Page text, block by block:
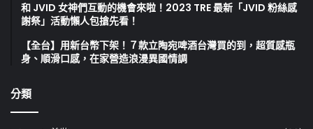
和 JVID 女神們互動的機會來啦！2023 TRE 最新「JVID 粉絲感
謝祭」活動懶人包搶先看！
【全台】用新台幣下架！７款立陶宛啤酒台灣買的到，超質感瓶
身、順滑口感，在家營造浪漫異國情調
分類